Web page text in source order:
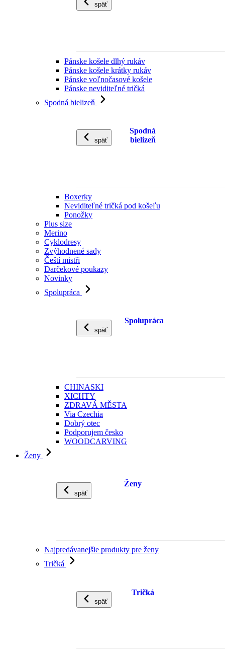
späť
Pánske košele dlhý rukáv
Pánske košele krátky rukáv
Pánske voľnočasové košele
Pánske neviditeľné tričká
Spodná bielizeň
späť
Spodná
bielizeň
Boxerky
Neviditeľné tričká pod košeľu
Ponožky
Plus size
Merino
Cyklodresy
Zvýhodnené sady
Čeští mistři
Darčekové poukazy
Novinky
Spolupráca
späť
Spolupráca
CHINASKI
XICHTY
ZDRAVÁ MĚSTA
Via Czechia
Dobrý otec
Podporujem česko
WOODCARVING
Ženy
späť
Ženy
Najpredávanejšie produkty pre ženy
Tričká
späť
Tričká